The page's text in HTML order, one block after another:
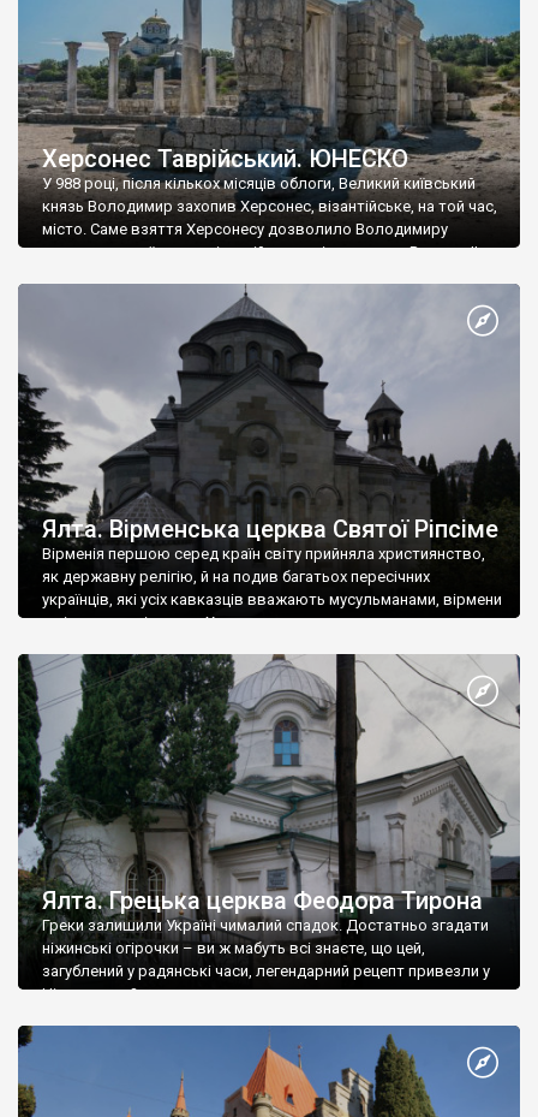
Херсонес Таврійський. ЮНЕСКО
У 988 році, після кількох місяців облоги, Великий київський
князь Володимир захопив Херсонес, візантійське, на той час,
місто. Саме взяття Херсонесу дозволило Володимиру
диктувати свої умови візантійському імператору Василю ІІ, та
Херсонесі Володимир-язичник, став Василем-християнином.
А потім було Хрещення Русі. На честь Херсонесу Таврійського
Ялта. Вірменська церква Святої Ріпсіме
Вірменія першою серед країн світу прийняла християнство,
як державну релігію, й на подив багатьох пересічних
українців, які усіх кавказців вважають мусульманами, вірмени
є відданими вірянами Христа
Ялта. Грецька церква Феодора Тирона
Греки залишили Україні чималий спадок. Достатньо згадати
ніжинські огірочки – ви ж мабуть всі знаєте, що цей,
загублений у радянські часи, легендарний рецепт привезли у
Ніжин греки?